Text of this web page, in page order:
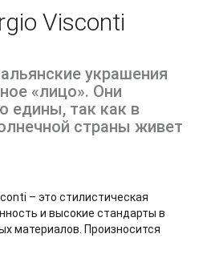
Visconti
украшения
«лицо». Они
едины, так как в
страны живет
– это стилистическая
и высокие стандарты в
материалов. Произносится